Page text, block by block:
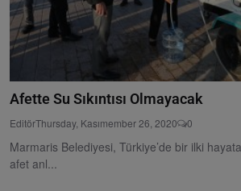
Afette Su Sıkıntısı Olmayacak
EditörThursday, Kasımember 26, 2020 0
Marmaris Belediyesi, Türkiye’de bir ilki
afet anl...